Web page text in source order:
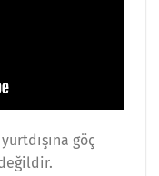
göç